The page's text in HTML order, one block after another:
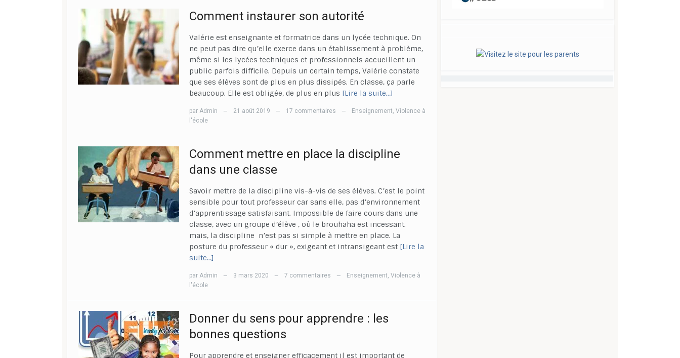
Comment instaurer son autorité
Valérie est enseignante et formatrice dans un lycée technique. On
ne peut pas dire qu’elle exerce dans un établissement à problème,
même si les lycées techniques et professionnels accueillent un
public parfois difficile. Depuis un certain temps, Valérie constate
que ses élèves sont de plus en plus dissipés. En classe, ça parle
beaucoup. Elle est obligée, de plus en plus [Lire la suite…]
par Admin — 21 août 2019 — 17 commentaires — Enseignement, Violence à
l'école
Comment mettre en place la discipline
dans une classe
Savoir mettre de la discipline vis-à-vis de ses élèves. C’est le point
sensible pour tout professeur car sans elle, pas d’environnement
d’apprentissage satisfaisant. Impossible de faire cours dans une
classe, avec un groupe d’élève , où le brouhaha est incessant.
mais, la discipline n’est pas si simple à mettre en place. La
posture du professeur « dur », exigeant et intransigeant est [Lire la
suite…]
par Admin — 3 mars 2020 — 7 commentaires — Enseignement, Violence à
l'école
Donner du sens pour apprendre : les
bonnes questions
Pour apprendre et enseigner efficacement il est important de